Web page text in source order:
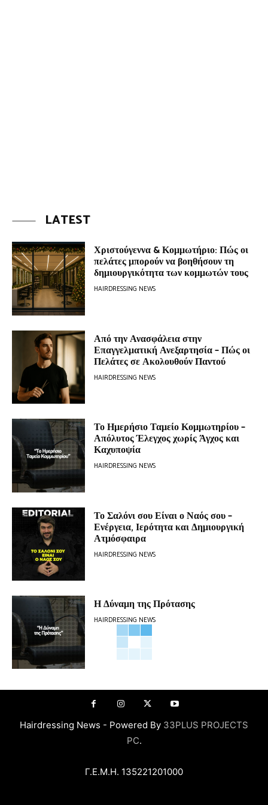
LATEST
Χριστούγεννα & Κομμωτήριο: Πώς οι
πελάτες μπορούν να βοηθήσουν τη
δημιουργικότητα των κομμωτών τους
HAIRDRESSING NEWS
Από την Ανασφάλεια στην
Επαγγελματική Ανεξαρτησία – Πώς οι
Πελάτες σε Ακολουθούν Παντού
HAIRDRESSING NEWS
Το Ημερήσιο Ταμείο Κομμωτηρίου –
Απόλυτος Έλεγχος χωρίς Άγχος και
Καχυποψία
HAIRDRESSING NEWS
Το Σαλόνι σου Είναι ο Ναός σου –
Ενέργεια, Ιερότητα και Δημιουργική
Ατμόσφαιρα
HAIRDRESSING NEWS
Η Δύναμη της Πρότασης
HAIRDRESSING NEWS
Hairdressing News - Powered By 33PLUS PROJECTS
PC.
Γ.Ε.Μ.Η. 135221201000